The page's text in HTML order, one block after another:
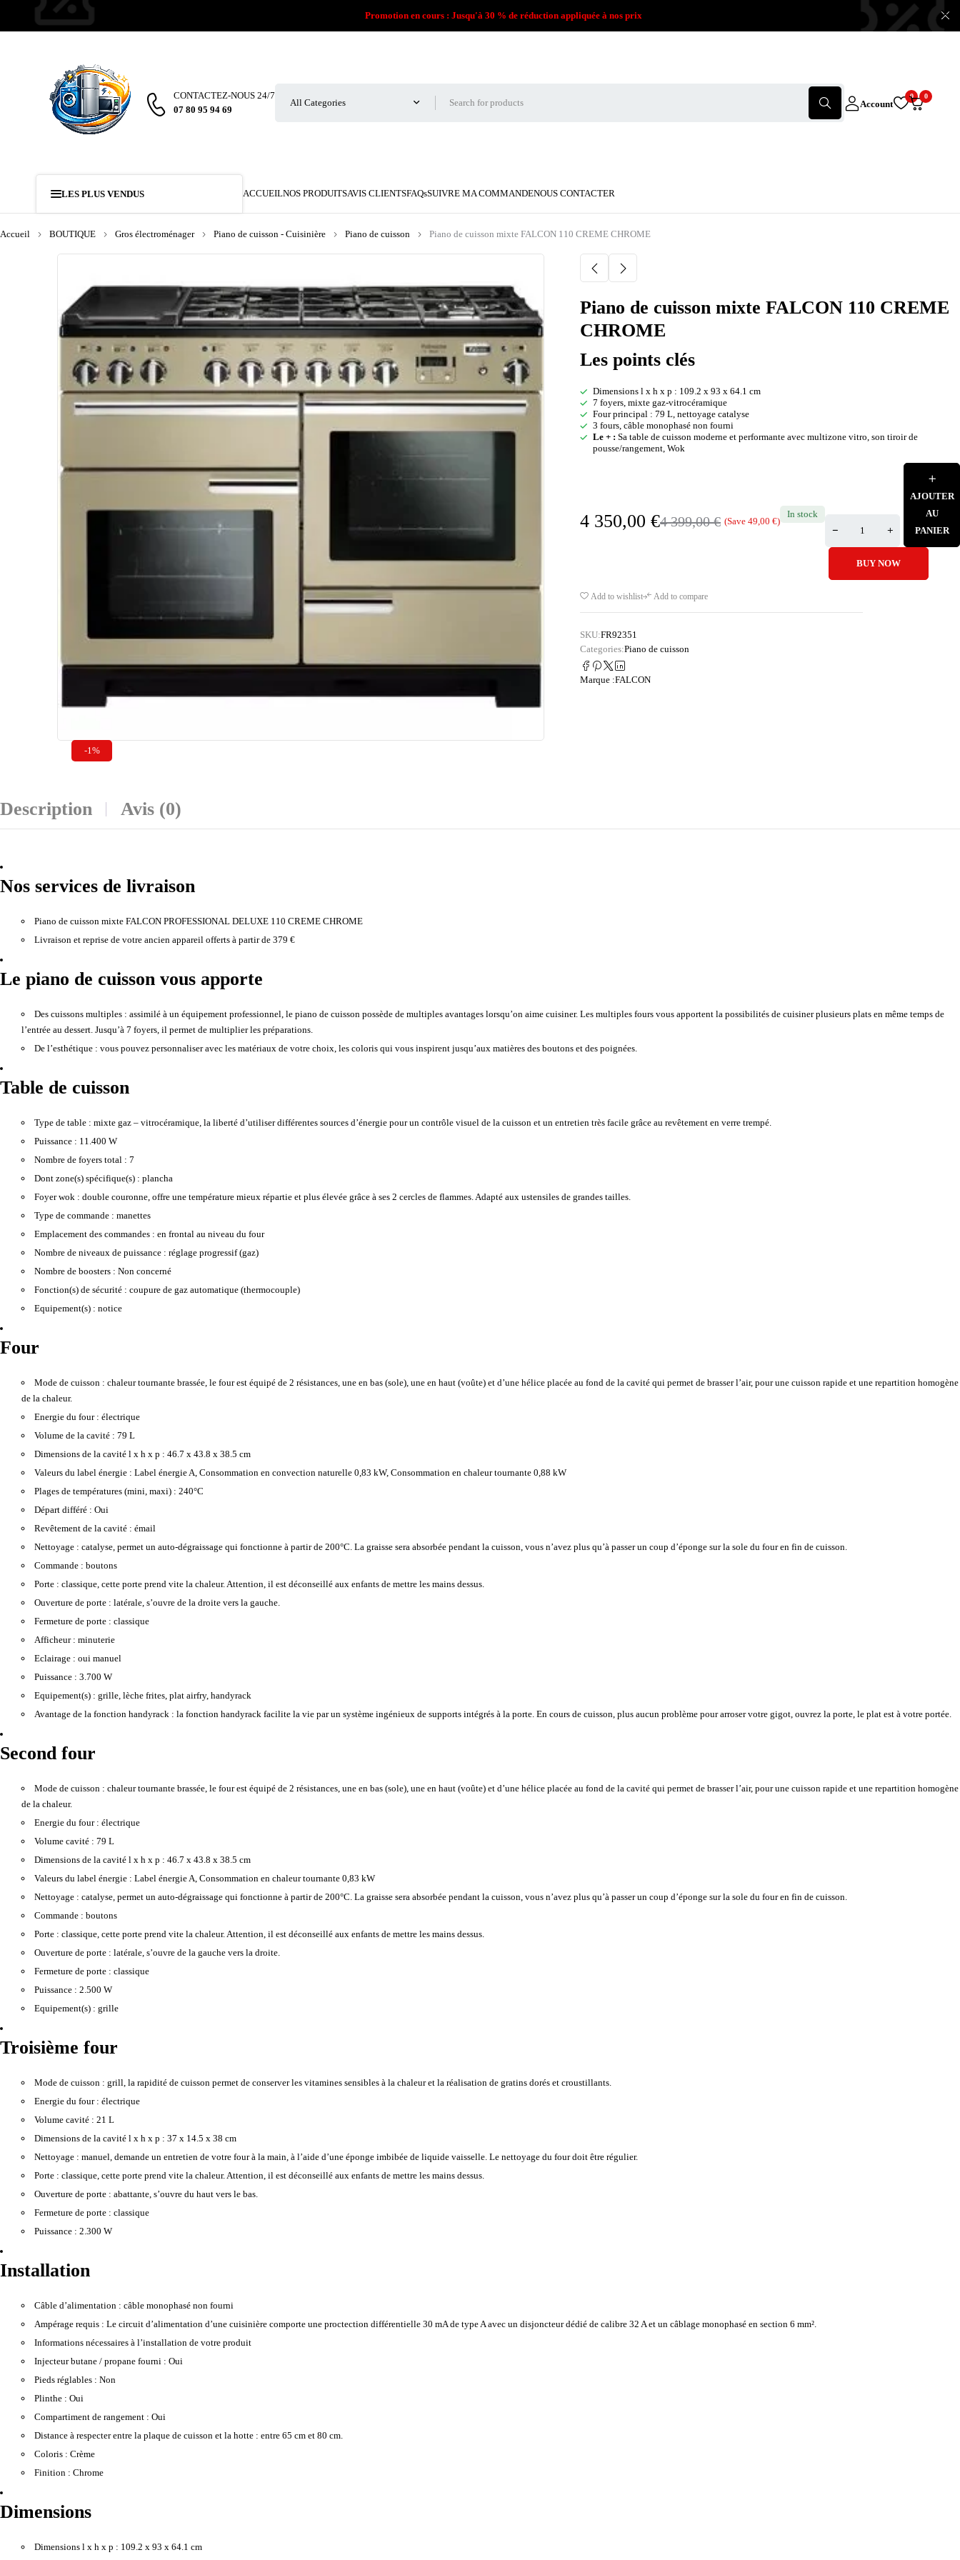
Promotion en cours : Jusqu'à 30 % de réduction appliquée à nos prix
CONTACTEZ-NOUS 24/7
07 80 95 94 69
Account
0 0
LES PLUS VENDUS ACCUEILNOS PRODUITSAVIS CLIENTSFAQsSUIVRE MA COMMANDENOUS CONTACTER
Accueil BOUTIQUE Gros électroménager Piano de cuisson - Cuisinière Piano de cuisson Piano de cuisson mixte FALCON 110 CREME CHROME
-1%
Piano de cuisson mixte FALCON 110 CREME
CHROME
Les points clés
Dimensions l x h x p : 109.2 x 93 x 64.1 cm
7 foyers, mixte gaz-vitrocéramique
Four principal : 79 L, nettoyage catalyse
3 fours, câble monophasé non fourni
Le + : Sa table de cuisson moderne et performante avec multizone vitro, son tiroir de
pousse/rangement, Wok
4 399,00€
4 350,00 € (Save 49,00 €)
In stock
AJOUTER
AU
PANIER
BUY NOW
Add to wishlist Add to compare
SKU:FR92351
Categories:Piano de cuisson
Marque :FALCON
Description Avis (0)
Nos services de livraison
Piano de cuisson mixte FALCON PROFESSIONAL DELUXE 110 CREME CHROME
Livraison et reprise de votre ancien appareil offerts à partir de 379 €
Le piano de cuisson vous apporte
Des cuissons multiples : assimilé à un équipement professionnel, le piano de cuisson possède de multiples avantages lorsqu’on aime cuisiner. Les multiples fours vous apportent la possibilités de cuisiner plusieurs plats en même temps de
l’entrée au dessert. Jusqu’à 7 foyers, il permet de multiplier les préparations.
De l’esthétique : vous pouvez personnaliser avec les matériaux de votre choix, les coloris qui vous inspirent jusqu’aux matières des boutons et des poignées.
Table de cuisson
Type de table : mixte gaz – vitrocéramique, la liberté d’utiliser différentes sources d’énergie pour un contrôle visuel de la cuisson et un entretien très facile grâce au revêtement en verre trempé.
Puissance : 11.400 W
Nombre de foyers total : 7
Dont zone(s) spécifique(s) : plancha
Foyer wok : double couronne, offre une température mieux répartie et plus élevée grâce à ses 2 cercles de flammes. Adapté aux ustensiles de grandes tailles.
Type de commande : manettes
Emplacement des commandes : en frontal au niveau du four
Nombre de niveaux de puissance : réglage progressif (gaz)
Nombre de boosters : Non concerné
Fonction(s) de sécurité : coupure de gaz automatique (thermocouple)
Equipement(s) : notice
Four
Mode de cuisson : chaleur tournante brassée, le four est équipé de 2 résistances, une en bas (sole), une en haut (voûte) et d’une hélice placée au fond de la cavité qui permet de brasser l’air, pour une cuisson rapide et une repartition homogène
de la chaleur.
Energie du four : électrique
Volume de la cavité : 79 L
Dimensions de la cavité l x h x p : 46.7 x 43.8 x 38.5 cm
Valeurs du label énergie : Label énergie A, Consommation en convection naturelle 0,83 kW, Consommation en chaleur tournante 0,88 kW
Plages de températures (mini, maxi) : 240°C
Départ différé : Oui
Revêtement de la cavité : émail
Nettoyage : catalyse, permet un auto-dégraissage qui fonctionne à partir de 200°C. La graisse sera absorbée pendant la cuisson, vous n’avez plus qu’à passer un coup d’éponge sur la sole du four en fin de cuisson.
Commande : boutons
Porte : classique, cette porte prend vite la chaleur. Attention, il est déconseillé aux enfants de mettre les mains dessus.
Ouverture de porte : latérale, s’ouvre de la droite vers la gauche.
Fermeture de porte : classique
Afficheur : minuterie
Eclairage : oui manuel
Puissance : 3.700 W
Equipement(s) : grille, lèche frites, plat airfry, handyrack
Avantage de la fonction handyrack : la fonction handyrack facilite la vie par un système ingénieux de supports intégrés à la porte. En cours de cuisson, plus aucun problème pour arroser votre gigot, ouvrez la porte, le plat est à votre portée.
Second four
Mode de cuisson : chaleur tournante brassée, le four est équipé de 2 résistances, une en bas (sole), une en haut (voûte) et d’une hélice placée au fond de la cavité qui permet de brasser l’air, pour une cuisson rapide et une repartition homogène
de la chaleur.
Energie du four : électrique
Volume cavité : 79 L
Dimensions de la cavité l x h x p : 46.7 x 43.8 x 38.5 cm
Valeurs du label énergie : Label énergie A, Consommation en chaleur tournante 0,83 kW
Nettoyage : catalyse, permet un auto-dégraissage qui fonctionne à partir de 200°C. La graisse sera absorbée pendant la cuisson, vous n’avez plus qu’à passer un coup d’éponge sur la sole du four en fin de cuisson.
Commande : boutons
Porte : classique, cette porte prend vite la chaleur. Attention, il est déconseillé aux enfants de mettre les mains dessus.
Ouverture de porte : latérale, s’ouvre de la gauche vers la droite.
Fermeture de porte : classique
Puissance : 2.500 W
Equipement(s) : grille
Troisième four
Mode de cuisson : grill, la rapidité de cuisson permet de conserver les vitamines sensibles à la chaleur et la réalisation de gratins dorés et croustillants.
Energie du four : électrique
Volume cavité : 21 L
Dimensions de la cavité l x h x p : 37 x 14.5 x 38 cm
Nettoyage : manuel, demande un entretien de votre four à la main, à l’aide d’une éponge imbibée de liquide vaisselle. Le nettoyage du four doit être régulier.
Porte : classique, cette porte prend vite la chaleur. Attention, il est déconseillé aux enfants de mettre les mains dessus.
Ouverture de porte : abattante, s’ouvre du haut vers le bas.
Fermeture de porte : classique
Puissance : 2.300 W
Installation
Câble d’alimentation : câble monophasé non fourni
Ampérage requis : Le circuit d’alimentation d’une cuisinière comporte une proctection différentielle 30 mA de type A avec un disjoncteur dédié de calibre 32 A et un câblage monophasé en section 6 mm².
Informations nécessaires à l’installation de votre produit
Injecteur butane / propane fourni : Oui
Pieds réglables : Non
Plinthe : Oui
Compartiment de rangement : Oui
Distance à respecter entre la plaque de cuisson et la hotte : entre 65 cm et 80 cm.
Coloris : Crème
Finition : Chrome
Dimensions
Dimensions l x h x p : 109.2 x 93 x 64.1 cm